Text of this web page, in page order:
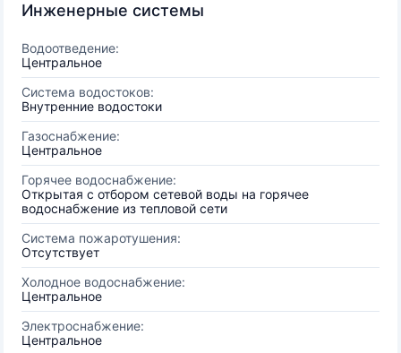
Инженерные системы
Водоотведение:
Центральное
Система водостоков:
Внутренние водостоки
Газоснабжение:
Центральное
Горячее водоснабжение:
Открытая с отбором сетевой воды на горячее
водоснабжение из тепловой сети
Система пожаротушения:
Отсутствует
Холодное водоснабжение:
Центральное
Электроснабжение:
Центральное